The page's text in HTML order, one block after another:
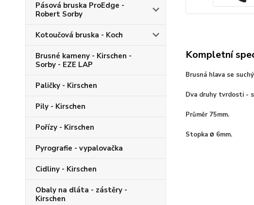
Pásová bruska ProEdge -
Robert Sorby
Kotoučová bruska - Koch
Brusné kameny - Kirschen -
Sorby - EZE LAP
Paličky - Kirschen
Pily - Kirschen
Pořízy - Kirschen
Pyrografie - vypalovačka
Cidliny - Kirschen
Obaly na dláta - zástěry -
Kirschen
Kompletní
Brusná hlava se
Dva druhy tvrdosti -
Průměr 75mm.
Stopka Ø 6mm.